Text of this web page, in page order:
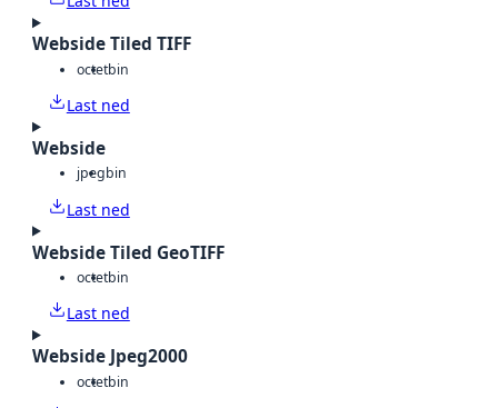
Webside Tiled TIFF
octetbin
Last ned
Webside
jpegbin
Last ned
Webside Tiled GeoTIFF
octetbin
Last ned
Webside Jpeg2000
octetbin